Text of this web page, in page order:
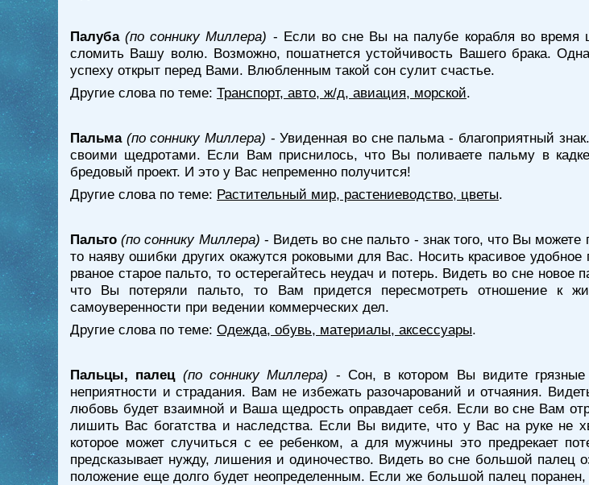
Палуба (по соннику Миллера) - Если во сне Вы на палубе корабля во время
сломить Вашу волю. Возможно, пошатнется устойчивость Вашего брака.
успеху открыт перед Вами. Влюбленным такой сон сулит счастье.
Другие слова по теме: Транспорт, авто, ж/д, авиация, морской.
Пальма (по соннику Миллера) - Увиденная во сне пальма - благоприятный
своими щедротами. Если Вам приснилось, что Вы поливаете пальму в
бредовый проект. И это у Вас непременно получится!
Другие слова по теме: Растительный мир, растениеводство, цветы.
Пальто (по соннику Миллера) - Видеть во сне пальто - знак того, что Вы
то наяву ошибки других окажутся роковыми для Вас. Носить красивое
рваное старое пальто, то остерегайтесь неудач и потерь. Видеть во сне
что Вы потеряли пальто, то Вам придется пересмотреть отношение к
самоуверенности при ведении коммерческих дел.
Другие слова по теме: Одежда, обувь, материалы, аксессуары.
Пальцы, палец (по соннику Миллера) - Сон, в котором Вы видите
неприятности и страдания. Вам не избежать разочарований и отчаяния.
любовь будет взаимной и Ваша щедрость оправдает себя. Если во сне Вам
лишить Вас богатства и наследства. Если Вы видите, что у Вас на руке не
которое может случиться с ее ребенком, а для мужчины это предрекает
предсказывает нужду, лишения и одиночество. Видеть во сне большой палец
положение еще долго будет неопределенным. Если же большой палец